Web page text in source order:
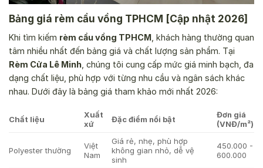
Bảng giá rèm cầu vồng TPHCM [Cập nhật 2026]
Khi tìm kiếm rèm cầu vồng TPHCM , khách hàng thường quan
tâm nhiều nhất đến bảng giá và chất lượng sản phẩm. Tại
Rèm Cửa Lê Minh , chúng tôi cung cấp mức giá minh bạch, đa
dạng chất liệu, phù hợp với từng nhu cầu và ngân sách khác
nhau. Dưới đây là bảng giá tham khảo mới nhất 2026:
Chất liệu
Xuất
xứ
Đặc điểm nổi bật
Đơn giá
(VNĐ/m²)
Polyester thường
Việt
Nam
Giá rẻ, nhẹ, phù hợp
không gian nhỏ, dễ vệ
sinh
450.000 -
600.000